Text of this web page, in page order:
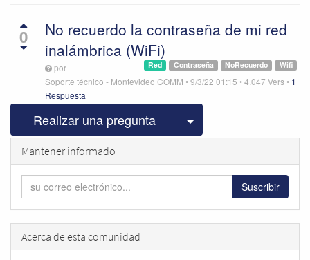
0
No recuerdo la contraseña de mi red
inalámbrica (WiFi)
Wifi
NoRecuerdo
Contraseña
Red
por
Soporte técnico - Montevideo COMM •9/3/22 01:15 •4.047 Vers• 1
Respuesta
Realizar una pregunta Seleccionar
Mantener informado
Suscribir
Acerca de esta comunidad